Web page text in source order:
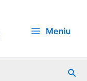
Meniu